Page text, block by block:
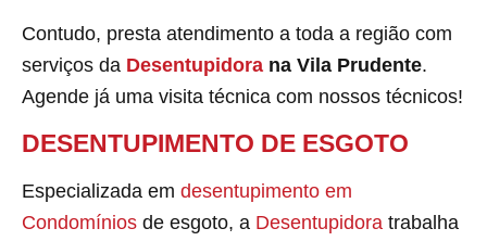
Contudo, presta atendimento a toda a região com
serviços da Desentupidora na Vila Prudente.
Agende já uma visita técnica com nossos técnicos!
DESENTUPIMENTO DE ESGOTO
Especializada em desentupimento em
Condomínios de esgoto, a Desentupidora trabalha